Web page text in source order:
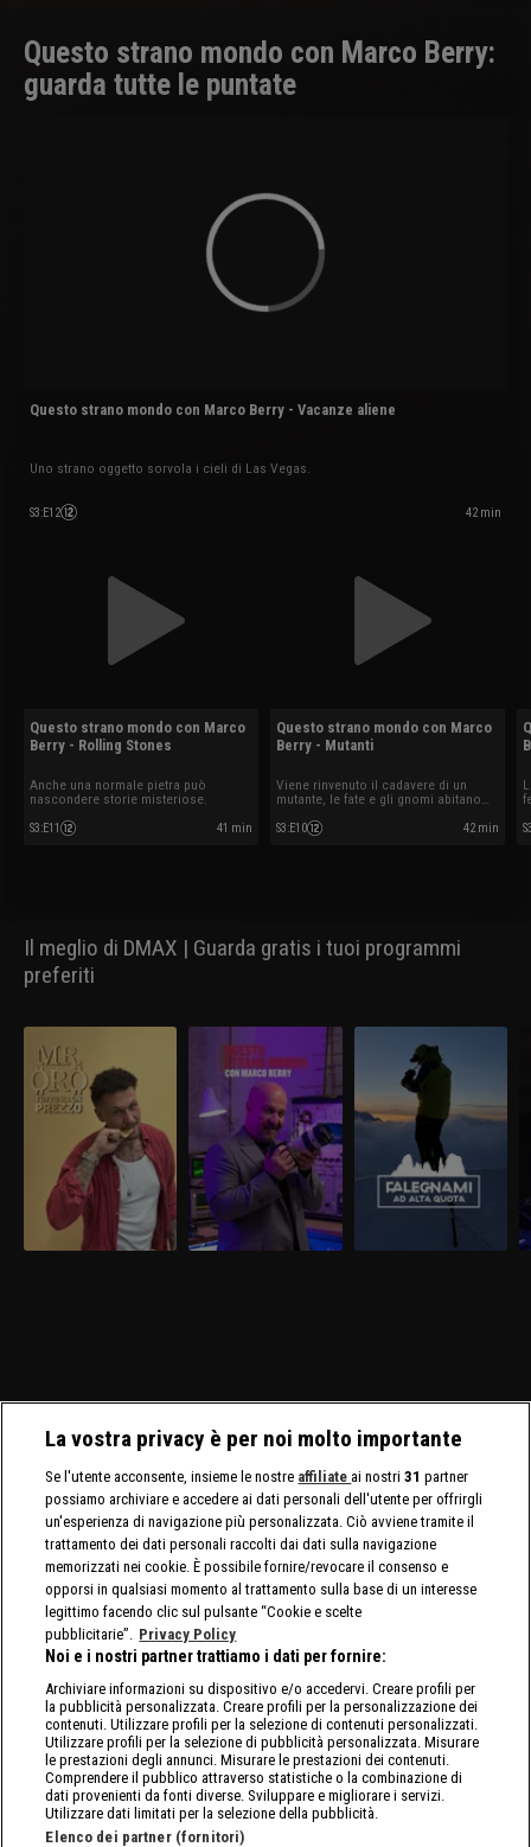
Questo strano mondo con Marco Berry:
guarda tutte le puntate
Questo strano mondo con Marco Berry - Vacanze aliene
Uno strano oggetto sorvola i cieli di Las Vegas.
S3:E12 42 min
Questo strano mondo con Marco
Berry - Rolling Stones
Anche una normale pietra può
nascondere storie misteriose.
S3:E11 41 min
Questo strano mondo con Marco
Berry - Mutanti
Viene rinvenuto il cadavere di un
mutante, le fate e gli gnomi abitano
S3:E10 42 min
Il meglio di DMAX | Guarda gratis i tuoi programmi
preferiti
La vostra privacy è per noi molto importante
Se l'utente acconsente, insieme le nostre affiliate ai nostri31 partner
possiamo archiviare e accedere ai dati personali dell'utente per offrirgli
un'esperienza di navigazione più personalizzata. Ciò avviene tramite il
trattamento dei dati personali raccolti dai dati sulla navigazione
memorizzati nei cookie. È possibile fornire/revocare il consenso e
opporsi in qualsiasi momento al trattamento sulla base di un interesse
legittimo facendo clic sul pulsante “Cookie e scelte
pubblicitarie”. Privacy Policy
Noi e i nostri partner trattiamo i dati per fornire:
Archiviare informazioni su dispositivo e/o accedervi. Creare profili per
la pubblicità personalizzata. Creare profili per la personalizzazione dei
contenuti. Utilizzare profili per la selezione di contenuti personalizzati.
Utilizzare profili per la selezione di pubblicità personalizzata. Misurare
le prestazioni degli annunci. Misurare le prestazioni dei contenuti.
Comprendere il pubblico attraverso statistiche o la combinazione di
dati provenienti da fonti diverse. Sviluppare e migliorare i servizi.
Utilizzare dati limitati per la selezione della pubblicità.
Elenco dei partner (fornitori)